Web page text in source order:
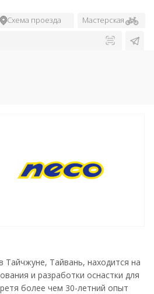
Схема проезда Мастерская
Тайчжуне, Тайвань, находится на
и разработки оснастки для
более чем 30-летний опыт